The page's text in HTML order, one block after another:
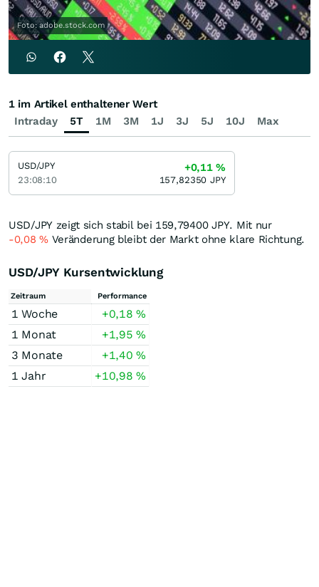
Foto: adobe.stock.com
USD/JPY zeigt sich stabil bei 159,79400 JPY. Mit nur
-0,08%Veränderung bleibt der Markt ohne klare Richtung.
USD/JPY Kursentwicklung
Zeitraum Performance
1 Woche +0,18%
1 Monat
+1,95%
3 Monate
+1,40%
1 Jahr
+10,98%
Intraday 5T 1M 3M 1J 3J 5J 10J Max
1 im Artikel enthaltener Wert
USD/JPY
23:08:10
+0,11%
157,82350 JPY